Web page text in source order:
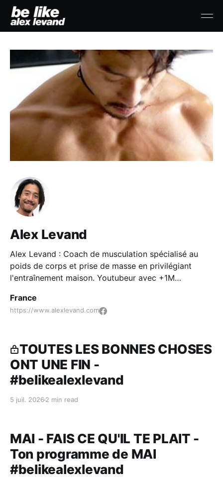
Alex Levand
Alex Levand : Coach de musculation spécialisé au
poids de corps et prise de masse en privilégiant
l'entraînement maison. Youtubeur avec +1M
France
https://www.alexlevand.com
TOUTES LES BONNES CHOSES
ONT UNE FIN -
#belikealexlevand
5 juil. 2026 2 min read
MAI - FAIS CE QU'IL TE PLAIT -
Ton programme de MAI
#belikealexlevand